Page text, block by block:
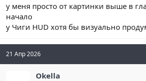
у меня просто от картинки выше в
начало
у Чиги HUD хотя бы визуально
21 Апр 2026
Okella